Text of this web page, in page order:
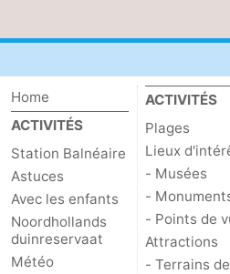
Home
ACTIVITÉS
Station Balnéaire
Astuces
Avec les enfants
Noordhollands
duinreservaat
Météo
ACTIVITÉS
Plages
Lieux
- Musées
-
- Points de
Attractions
- Terrains